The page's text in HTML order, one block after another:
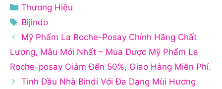
Danh
mục
Thương Hiệu
Thẻ
Bijindo
Mỹ Phẩm La Roche-Posay Chính Hãng Chất
Lượng, Mẫu Mới Nhất – Mua Dược Mỹ Phẩm La
Roche-posay Giảm Đến 50%, Giao Hàng Miễn Phí.
Tinh Dầu Nhà Bindi Với Đa Dạng Mùi Hương